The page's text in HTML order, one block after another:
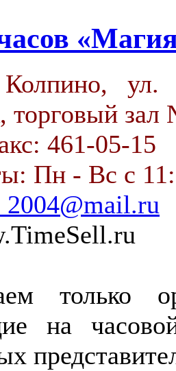
торговый
461-05-15
Пн - Вс с
только
на